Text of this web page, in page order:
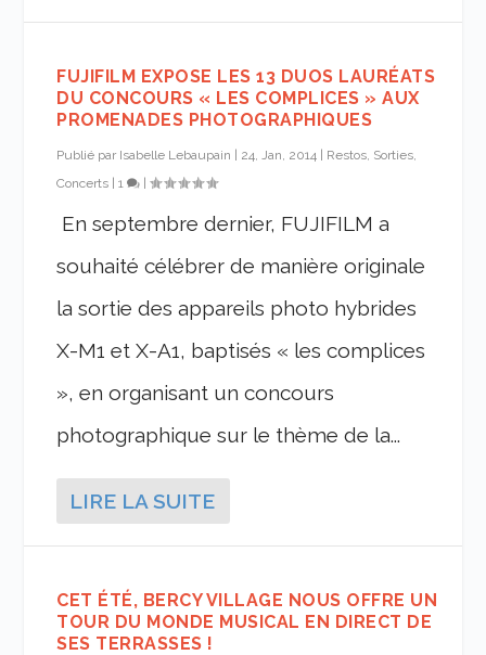
FUJIFILM EXPOSE LES 13 DUOS LAURÉATS
DU CONCOURS « LES COMPLICES » AUX
PROMENADES PHOTOGRAPHIQUES
Publié par Isabelle Lebaupain | 24, Jan, 2014 | Restos, Sorties,
Concerts |1 |
En septembre dernier, FUJIFILM a
souhaité célébrer de manière originale
la sortie des appareils photo hybrides
X-M1 et X-A1, baptisés « les complices
», en organisant un concours
photographique sur le thème de la...
LIRE LA SUITE
CET ÉTÉ, BERCY VILLAGE NOUS OFFRE UN
TOUR DU MONDE MUSICAL EN DIRECT DE
SES TERRASSES !